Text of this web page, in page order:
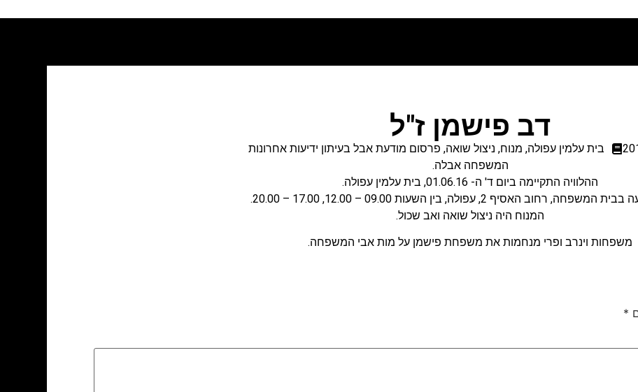
דב פישמן ז"ל
בית עלמין עפולה, מנוח, ניצול שואה, פרסום מודעת אבל בעיתון ידיעות אחרונות
המשפחה אבלה.
ההלוויה התקיימה ביום ד' ה- 01.06.16, בית עלמין עפולה.
רחוב האסיף 2, עפולה, בין השעות 09.00 – 12.00, 17.00 – 20.00.
המנוח היה ניצול שואה ואב שכול.
משפחות וינרב ופרי מנחמות את משפחת פישמן על מות אבי המשפחה.
*